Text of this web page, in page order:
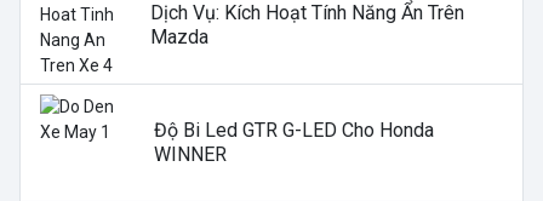
Dịch Vụ: Kích Hoạt Tính Năng Ẩn Trên
Mazda
Độ Bi Led GTR G-LED Cho Honda
WINNER